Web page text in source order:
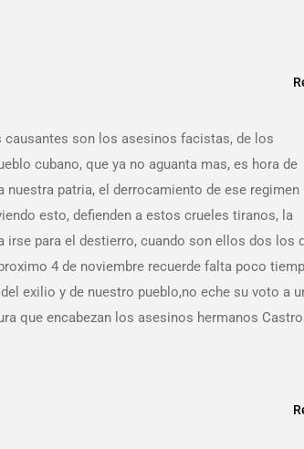
son los asesinos facistas, de los
cubano, que ya no aguanta mas, es hora de
patria, el derrocamiento de ese regimen
esto, defienden a estos crueles tiranos, la
irse para el destierro, cuando son ellos dos los
4 de noviembre recuerde falta poco
exilio y de nuestro pueblo,no eche su voto a
que encabezan los asesinos hermanos